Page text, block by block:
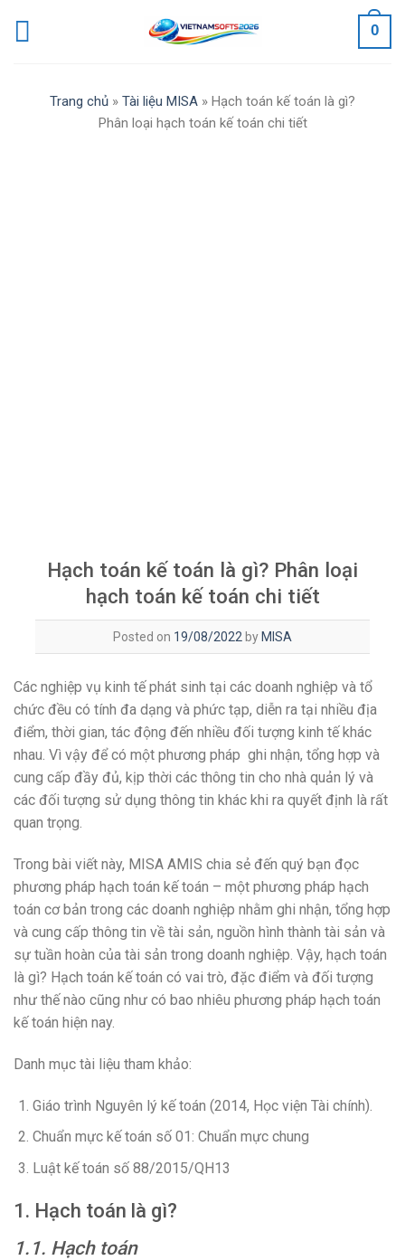
0
Trang chủ » Tài liệu MISA » Hạch toán kế toán là gì?
Phân loại hạch toán kế toán chi tiết
Hạch toán kế toán là gì? Phân loại
hạch toán kế toán chi tiết
Posted on 19/08/2022 by MISA
Các nghiệp vụ kinh tế phát sinh tại các doanh nghiệp và tổ
chức đều có tính đa dạng và phức tạp, diễn ra tại nhiều địa
điểm, thời gian, tác động đến nhiều đối tượng kinh tế khác
nhau. Vì vậy để có một phương pháp ghi nhận, tổng hợp và
cung cấp đầy đủ, kịp thời các thông tin cho nhà quản lý và
các đối tượng sử dụng thông tin khác khi ra quyết định là rất
quan trọng.
Trong bài viết này, MISA AMIS chia sẻ đến quý bạn đọc
phương pháp hạch toán kế toán – một phương pháp hạch
toán cơ bản trong các doanh nghiệp nhằm ghi nhận, tổng hợp
và cung cấp thông tin về tài sản, nguồn hình thành tài sản và
sự tuần hoàn của tài sản trong doanh nghiệp. Vậy, hạch toán
là gì? Hạch toán kế toán có vai trò, đặc điểm và đối tượng
như thế nào cũng như có bao nhiêu phương pháp hạch toán
kế toán hiện nay.
Danh mục tài liệu tham khảo:
Giáo trình Nguyên lý kế toán (2014, Học viện Tài chính).
Chuẩn mực kế toán số 01: Chuẩn mực chung
Luật kế toán số 88/2015/QH13
1. Hạch toán là gì?
1.1. Hạch toán